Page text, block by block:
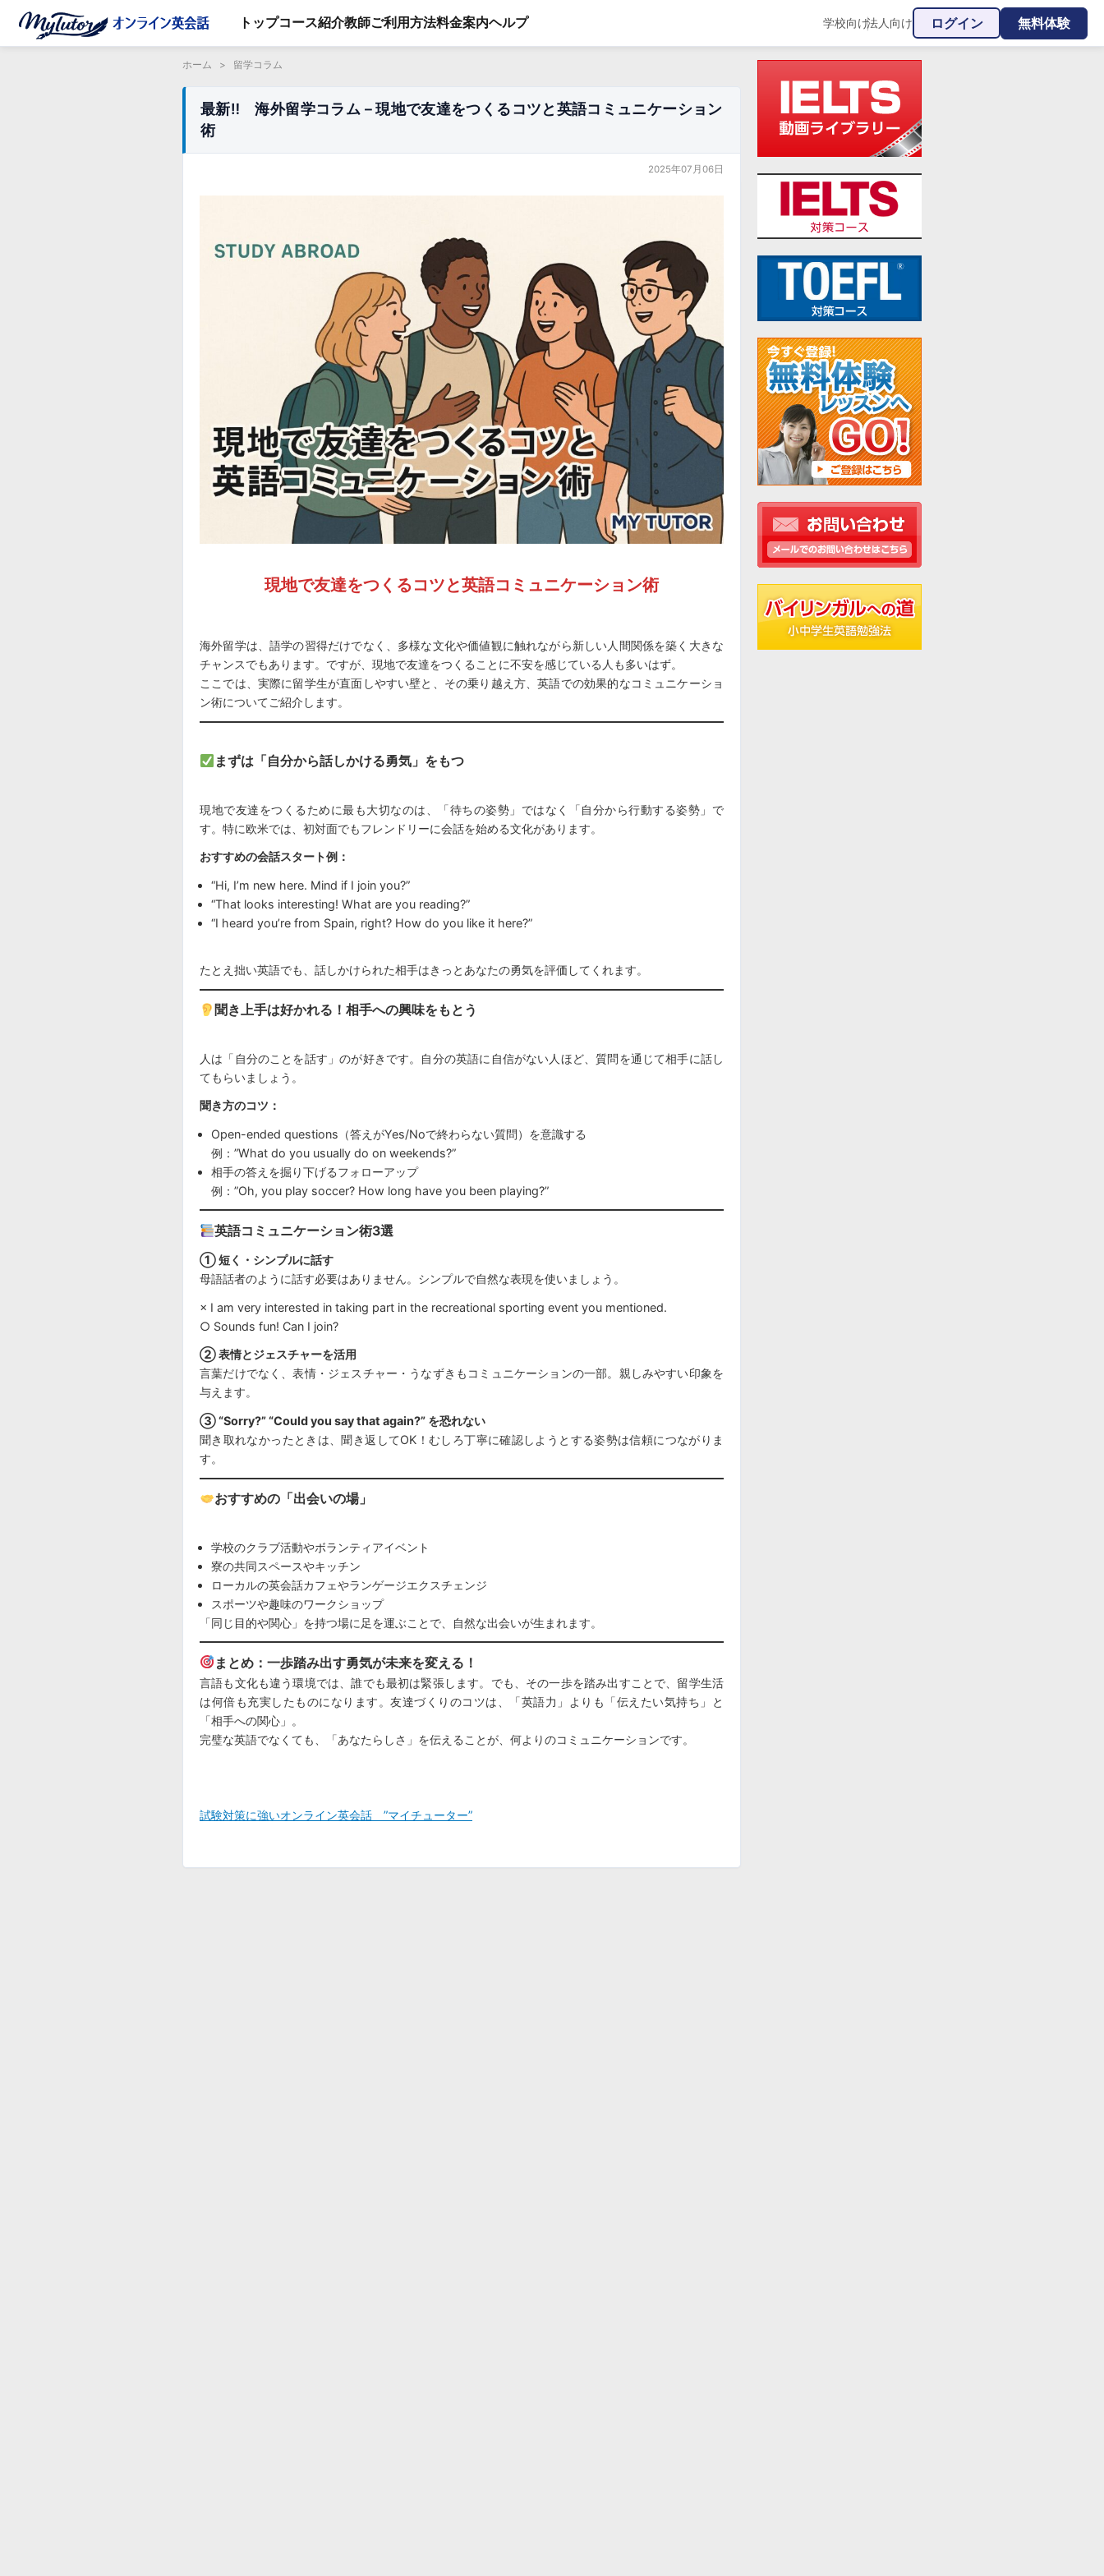
トップコース紹介教師ご利用方法料金案内ヘルプ 学校向け|法人向け ログイン 無料体験
ホーム > 留学コラム
最新‼ 海外留学コラム－現地で友達をつくるコツと英語コミュニケーション
術
2025年07月06日
現地で友達をつくるコツと英語コミュニケーション術
海外留学は、語学の習得だけでなく、多様な文化や価値観に触れながら新しい人間関係を築く大きな
チャンスでもあります。ですが、現地で友達をつくることに不安を感じている人も多いはず。
ここでは、実際に留学生が直面しやすい壁と、その乗り越え方、英語での効果的なコミュニケーショ
ン術についてご紹介します。
まずは「自分から話しかける勇気」をもつ
現地で友達をつくるために最も大切なのは、「待ちの姿勢」ではなく「自分から行動する姿勢」で
す。特に欧米では、初対面でもフレンドリーに会話を始める文化があります。
おすすめの会話スタート例：
“Hi, I’m new here. Mind if I join you?”
“That looks interesting! What are you reading?”
“I heard you’re from Spain, right? How do you like it here?”
たとえ拙い英語でも、話しかけられた相手はきっとあなたの勇気を評価してくれます。
聞き上手は好かれる！相手への興味をもとう
人は「自分のことを話す」のが好きです。自分の英語に自信がない人ほど、質問を通じて相手に話し
てもらいましょう。
聞き方のコツ：
Open-ended questions（答えがYes/Noで終わらない質問）を意識する
例：”What do you usually do on weekends?”
相手の答えを掘り下げるフォローアップ
例：”Oh, you play soccer? How long have you been playing?”
英語コミュニケーション術3選
① 短く・シンプルに話す
母語話者のように話す必要はありません。シンプルで自然な表現を使いましょう。
× I am very interested in taking part in the recreational sporting event you mentioned.
○ Sounds fun! Can I join?
② 表情とジェスチャーを活用
言葉だけでなく、表情・ジェスチャー・うなずきもコミュニケーションの一部。親しみやすい印象を
与えます。
③ “Sorry?” “Could you say that again?” を恐れない
聞き取れなかったときは、聞き返してOK！むしろ丁寧に確認しようとする姿勢は信頼につながりま
す。
おすすめの「出会いの場」
学校のクラブ活動やボランティアイベント
寮の共同スペースやキッチン
ローカルの英会話カフェやランゲージエクスチェンジ
スポーツや趣味のワークショップ
「同じ目的や関心」を持つ場に足を運ぶことで、自然な出会いが生まれます。
まとめ：一歩踏み出す勇気が未来を変える！
言語も文化も違う環境では、誰でも最初は緊張します。でも、その一歩を踏み出すことで、留学生活
は何倍も充実したものになります。友達づくりのコツは、「英語力」よりも「伝えたい気持ち」と
「相手への関心」。
完璧な英語でなくても、「あなたらしさ」を伝えることが、何よりのコミュニケーションです。
試験対策に強いオンライン英会話 ”マイチューター”